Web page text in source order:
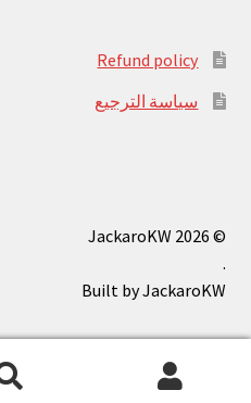
Refund policy
سياسة الترجيع
© JackaroKW 2026
.